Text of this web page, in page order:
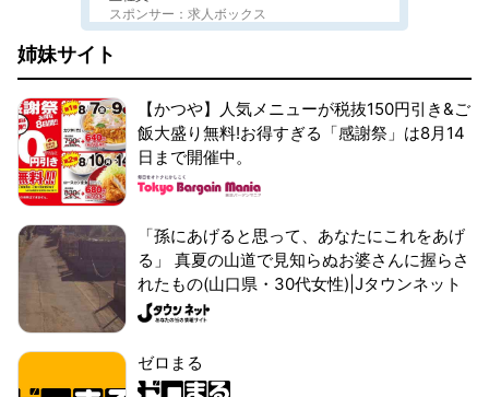
スポンサー：求人ボックス
姉妹サイト
【かつや】人気メニューが税抜150円引き&ご
飯大盛り無料!お得すぎる「感謝祭」は8月14
日まで開催中。
「孫にあげると思って、あなたにこれをあげ
る」 真夏の山道で見知らぬお婆さんに握らさ
れたもの(山口県・30代女性)|Jタウンネット
ゼロまる